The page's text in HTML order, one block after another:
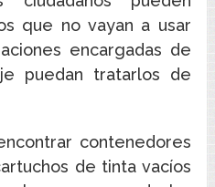
que no vayan a usar
encargadas de
puedan tratarlos de
contenedores
de tinta vacíos